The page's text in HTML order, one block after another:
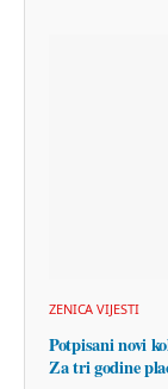
ZENICA VIJESTI
Potpisani novi
Za tri godine